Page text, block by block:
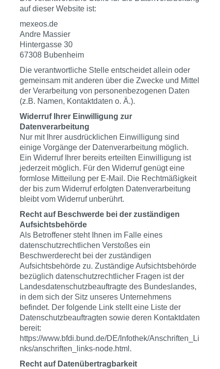
auf dieser Website ist:
mexeos.de
Andre Massier
Hintergasse 30
67308 Bubenheim
Die verantwortliche Stelle entscheidet allein oder
gemeinsam mit anderen über die Zwecke und Mittel
der Verarbeitung von personenbezogenen Daten
(z.B. Namen, Kontaktdaten o. Ä.).
Widerruf Ihrer Einwilligung zur
Datenverarbeitung
Nur mit Ihrer ausdrücklichen Einwilligung sind
einige Vorgänge der Datenverarbeitung möglich.
Ein Widerruf Ihrer bereits erteilten Einwilligung ist
jederzeit möglich. Für den Widerruf genügt eine
formlose Mitteilung per E-Mail. Die Rechtmäßigkeit
der bis zum Widerruf erfolgten Datenverarbeitung
bleibt vom Widerruf unberührt.
Recht auf Beschwerde bei der zuständigen
Aufsichtsbehörde
Als Betroffener steht Ihnen im Falle eines
datenschutzrechtlichen Verstoßes ein
Beschwerderecht bei der zuständigen
Aufsichtsbehörde zu. Zuständige Aufsichtsbehörde
bezüglich datenschutzrechtlicher Fragen ist der
Landesdatenschutzbeauftragte des Bundeslandes,
in dem sich der Sitz unseres Unternehmens
befindet. Der folgende Link stellt eine Liste der
Datenschutzbeauftragten sowie deren Kontaktdaten
bereit:
https://www.bfdi.bund.de/DE/Infothek/Anschriften_Li
nks/anschriften_links-node.html.
Recht auf Datenübertragbarkeit